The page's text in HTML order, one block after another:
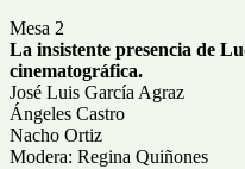
Mesa 2
La insistente presencia de
cinematográfica.
José Luis García Agraz
Ángeles Castro
Nacho Ortiz
Modera: Regina Quiñones